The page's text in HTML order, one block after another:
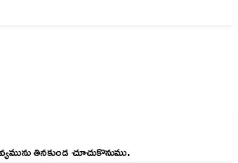
తినకుండ చూచుకొనుము.